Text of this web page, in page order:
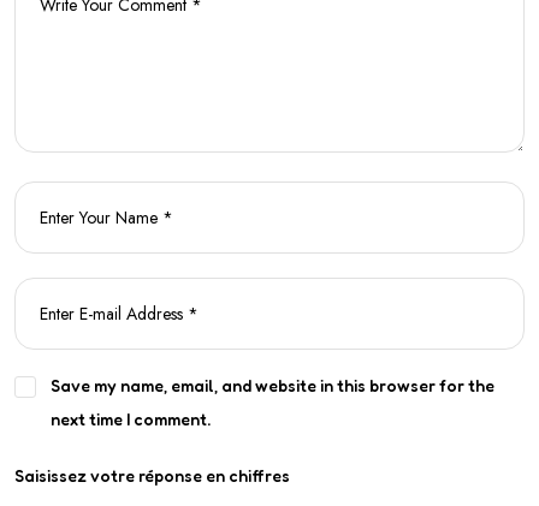
Save my name, email, and website in this browser for the
next time I comment.
Saisissez votre réponse en chiffres